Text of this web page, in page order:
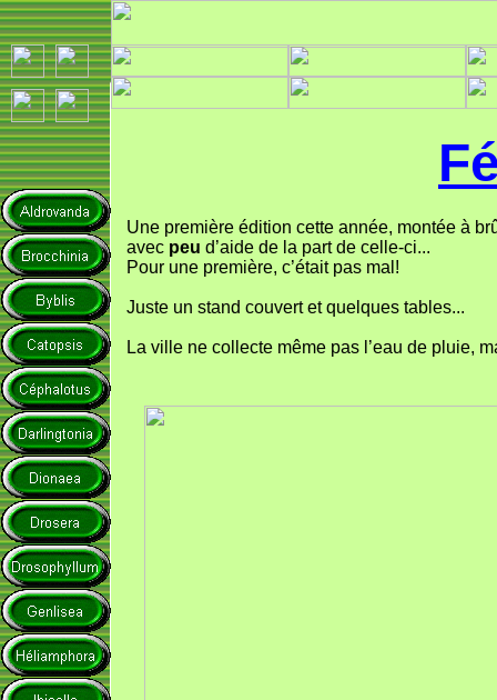
Une première édition cette année, montée à
avec peu d’aide de la part de celle-ci...
Pour une première, c’était pas mal!
Juste un stand couvert et quelques tables...
La ville ne collecte même pas l’eau de pluie,